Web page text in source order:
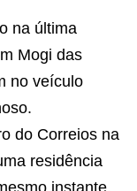
na última
Mogi das
no veículo
do Correios na
residência
instante,